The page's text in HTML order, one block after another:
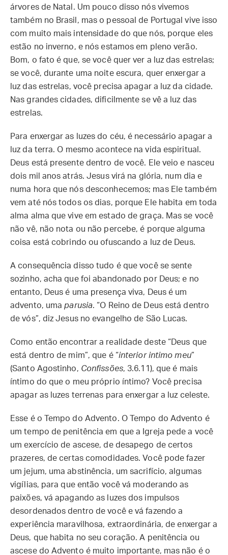
árvores de Natal. Um pouco disso nós vivemos
também no Brasil, mas o pessoal de Portugal vive isso
com muito mais intensidade do que nós, porque eles
estão no inverno, e nós estamos em pleno verão.
Bom, o fato é que, se você quer ver a luz das estrelas;
se você, durante uma noite escura, quer enxergar a
luz das estrelas, você precisa apagar a luz da cidade.
Nas grandes cidades, dificilmente se vê a luz das
estrelas.
Para enxergar as luzes do céu, é necessário apagar a
luz da terra. O mesmo acontece na vida espiritual.
Deus está presente dentro de você. Ele veio e nasceu
dois mil anos atrás. Jesus virá na glória, num dia e
numa hora que nós desconhecemos; mas Ele também
vem até nós todos os dias, porque Ele habita em toda
alma alma que vive em estado de graça. Mas se você
não vê, não nota ou não percebe, é porque alguma
coisa está cobrindo ou ofuscando a luz de Deus.
A consequência disso tudo é que você se sente
sozinho, acha que foi abandonado por Deus; e no
entanto, Deus é uma presença viva, Deus é um
advento, umaparusia. “O Reino de Deus está dentro
de vós”, diz Jesus no evangelho de São Lucas.
Como então encontrar a realidade deste “Deus que
está dentro de mim”, que é “interior intimo meu”
(Santo Agostinho, Confissões, 3.6.11), que é mais
íntimo do que o meu próprio íntimo? Você precisa
apagar as luzes terrenas para enxergar a luz celeste.
Esse é o Tempo do Advento. O Tempo do Advento é
um tempo de penitência em que a Igreja pede a você
um exercício de ascese, de desapego de certos
prazeres, de certas comodidades. Você pode fazer
um jejum, uma abstinência, um sacrifício, algumas
vigílias, para que então você vá moderando as
paixões, vá apagando as luzes dos impulsos
desordenados dentro de você e vá fazendo a
experiência maravilhosa, extraordinária, de enxergar a
Deus, que habita no seu coração. A penitência ou
ascese do Advento é muito importante, mas não é o